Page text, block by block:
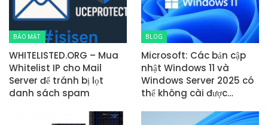
BẢO MẬT
WHITELISTED.ORG – Mua
Whitelist IP cho Mail
Server để tránh bị lọt
danh sách spam
BLOG
Microsoft: Các bản cập
nhật Windows 11 và
Windows Server 2025 có
thể không cài được…